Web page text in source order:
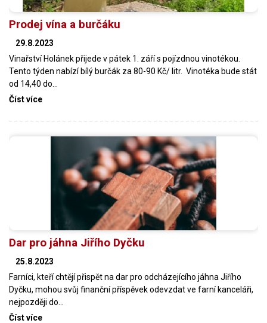
Prodej vína a burčáku
29.8.2023
Vinařství Holánek přijede v pátek 1. září s pojízdnou vinotékou.
Tento týden nabízí bílý burčák za 80-90 Kč/ litr. Vinotéka bude stát
od 14,40 do…
Číst více
Dar pro jáhna Jiřího Dyčku
25.8.2023
Farníci, kteří chtějí přispět na dar pro odcházejícího jáhna Jiřího
Dyčku, mohou svůj finanční příspěvek odevzdat ve farní kanceláři,
nejpozději do…
Číst více